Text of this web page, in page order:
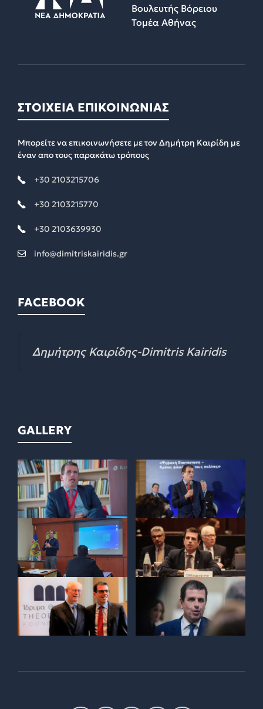
Βουλευτής Βόρειου
Τομέα Αθήνας
ΣΤΟΙΧΕΙΑ ΕΠΙΚΟΙΝΩΝΙΑΣ
Μπορείτε να επικοινωνήσετε με τον Δημήτρη Καιρίδη με
έναν απο τους παρακάτω τρόπους
+30 2103215706
+30 2103215770
+30 2103639930
info@dimitriskairidis.gr
FACEBOOK
Δημήτρης Καιρίδης-Dimitris Kairidis
GALLERY